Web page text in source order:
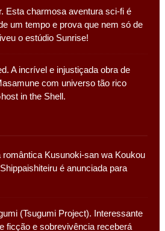
Esta charmosa aventura sci-fi é
um tempo e prova que nem só de
o estúdio Sunrise!
A incrível e injustiçada obra de
com universo tão rico
in the Shell.
romântica Kusunoki-san wa Koukou
é anunciada para
(Tsugumi Project). Interessante
ficção e sobrevivência receberá